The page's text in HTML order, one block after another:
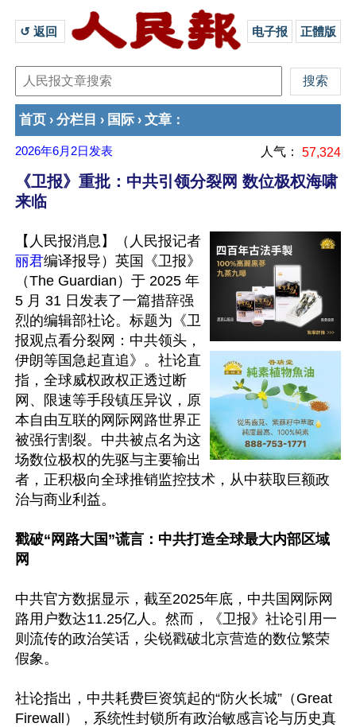
↺ 返回 电子报 正體版
首页 › 分栏目 › 国际 › 文章 ：
2026年6月2日 发表 人气： 57,324
《卫报》重批：中共引领分裂网 数位极权海啸
来临
【人民报消息】（人民报记者
丽君编译报导）英国《卫报》
（The Guardian）于 2025 年
5 月 31 日发表了一篇措辞强
烈的编辑部社论。标题为《卫
报观点看分裂网：中共领头，
伊朗等国急起直追》。社论直
指，全球威权政权正透过断
网、限速等手段镇压异议，原
本自由互联的网际网路世界正
被强行割裂。中共被点名为这
场数位极权的先驱与主要输出
者，正积极向全球推销监控技术，从中获取巨额政
治与商业利益。
戳破“网路大国”谎言：中共打造全球最大内部区域
网
中共官方数据显示，截至2025年底，中共国网际网
路用户数达11.25亿人。然而，《卫报》社论引用一
则流传的政治笑话，尖锐戳破北京营造的数位繁荣
假象。
社论指出，中共耗费巨资筑起的“防火长城”（Great
Firewall），系统性封锁所有政治敏感言论与历史真